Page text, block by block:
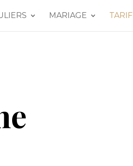
MARIAGE TARIF